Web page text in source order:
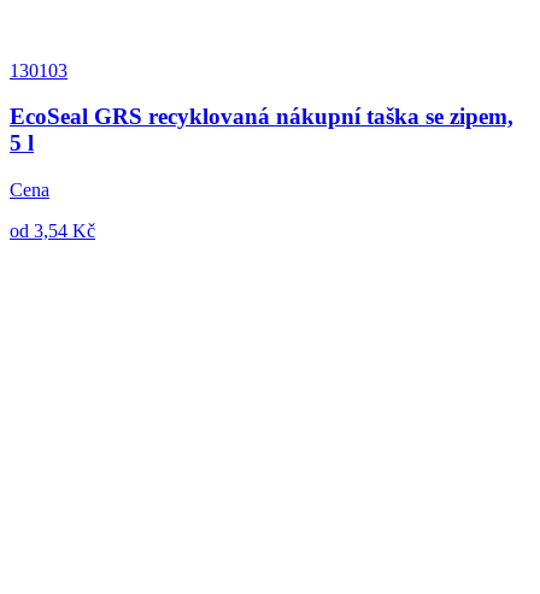
130103
EcoSeal GRS recyklovaná nákupní taška se zipem,
5 l
Cena
od 3,54 Kč